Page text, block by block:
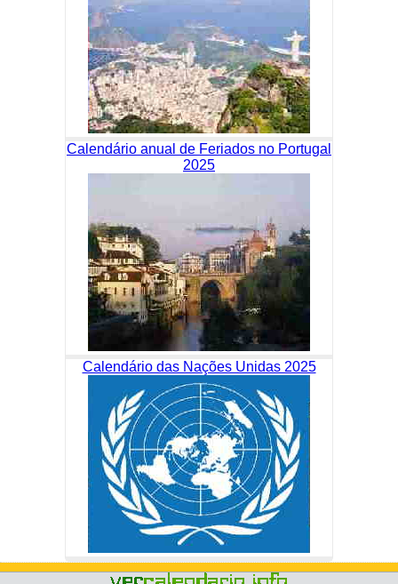
Calendário anual de Feriados no Portugal
2025
Calendário das Nações Unidas 2025